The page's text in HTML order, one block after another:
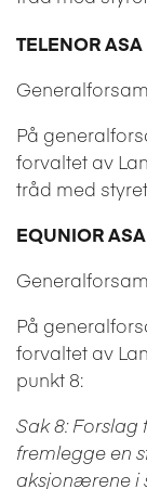
TELENOR ASA
På
forvaltet av
tråd med
EQUNIOR ASA
På
forvaltet av
punkt 8:
Sak 8:
fremlegge en
aksjonærene i